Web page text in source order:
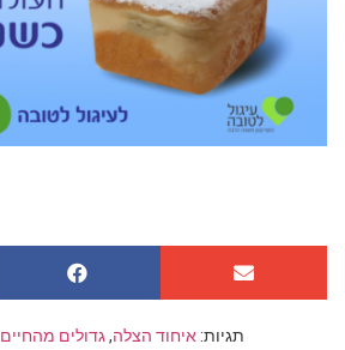
תגיות: איחוד הצלה,גדולים מהחיים